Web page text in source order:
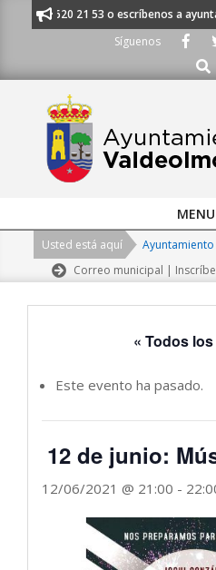
al 91 620 21 53 o escríbenos a
Síguenos
Navigation
MENU
Usted está aquí
Correo municipal |
« Todos
Este evento ha pasado.
12 de junio:
12/06/2021 @ 21:00 -